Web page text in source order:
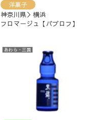
洋菓子
神奈川県＞横浜
フロマージュ【パブロフ】
あわら・三国